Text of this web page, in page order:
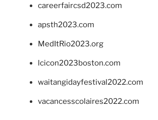
careerfaircsd2023.com
apsth2023.com
MedItRio2023.org
lcicon2023boston.com
waitangidayfestival2022.com
vacancesscolaires2022.com